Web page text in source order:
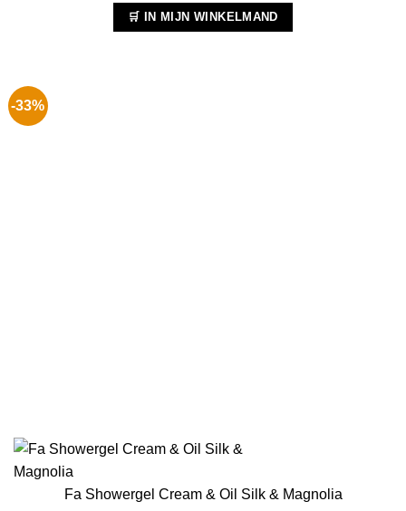
prijs
was:
prijs
is:
🛒 IN MIJN WINKELMAND
-33%
Fa Showergel Cream & Oil Silk & Magnolia